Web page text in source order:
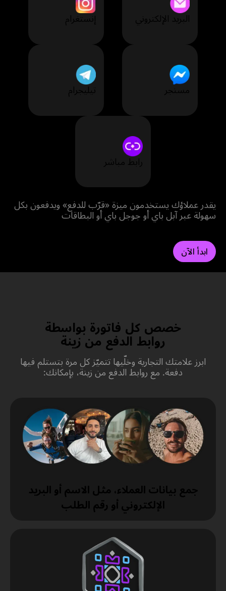
البريد الإلكتروني إنستغرام
مسنجر تيليجرام
رابط مباشر
يقدر عملاؤك يستخدمون ميزة «قرّب للدفع» ويدفعون بكل
سهولة عبر آبل باي أو جوجل باي أو البطاقات
ابدأ الآن
روابط الدفع من زينة
ابرز علامتك التجارية وخلّيها تتميّز كل مرة بتستلم فيها
دفعة. مع روابط الدفع من زينة، بإمكانك:
جمع بيانات العملاء، مثل الاسم أو البريد
الإلكتروني أو رقم الطلب